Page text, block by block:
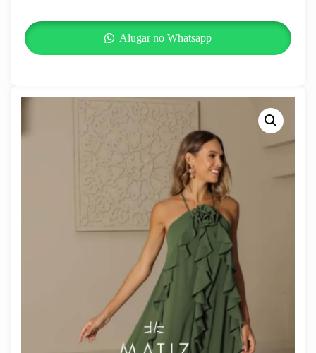
Alugar no Whatsapp